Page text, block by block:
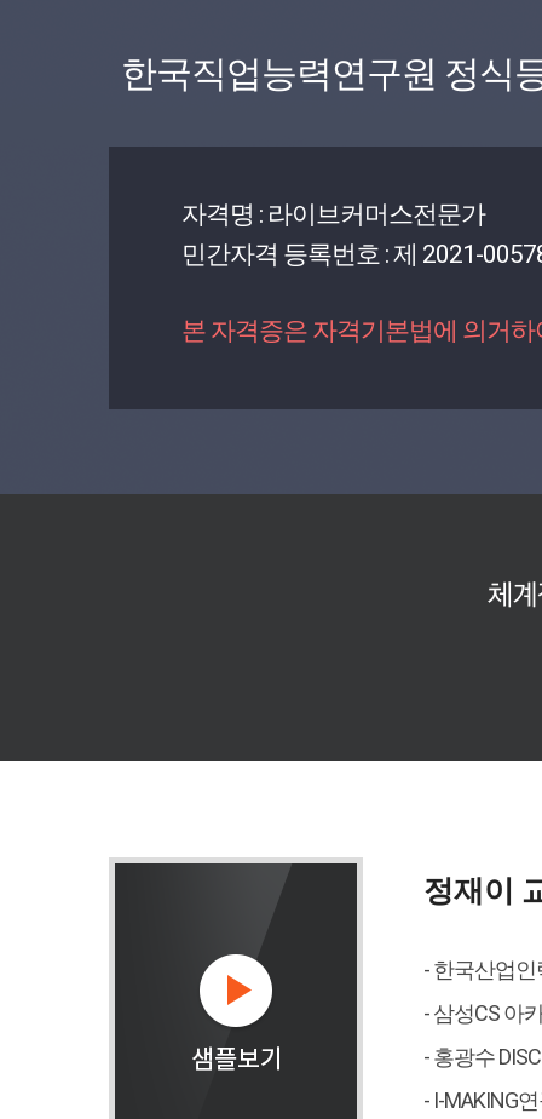
한국직업능력연구원 정식
자격명 : 라이브커머스전문가
민간자격 등록번호 : 제 2021-
본 자격증은 자격기본법에 의거
정재이
- 한국산업
- 삼성CS 아
- 홍광수
- I-MAKING